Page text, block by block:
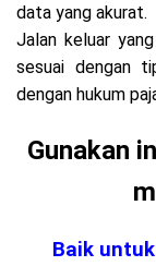
data yang akurat.
Jalan keluar
sesuai dengan
dengan hukum
Gunakan
Baik